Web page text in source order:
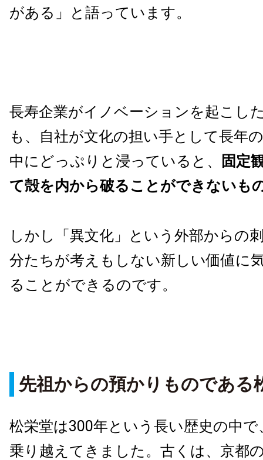
がある」と語っています。
長寿企業がイノベーションを起こし
も、自社が文化の担い手として長年
中にどっぷりと浸っていると、
固定
て殻を内から破ることができないも
しかし「異文化」という外部からの
分たちが考えもしない新しい価値に
ることができるのです。
先祖からの預かりものである
松栄堂は300年という長い歴史の中
乗り越えてきました。古くは、京都